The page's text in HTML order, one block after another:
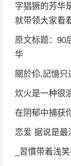
字猖獗的芳华
就带领大家看
原文标题：90
华
關於伱,記憶只
炊火是一种很
在阴郁中捕获
恋爱 据说是最
_習慣带着浅